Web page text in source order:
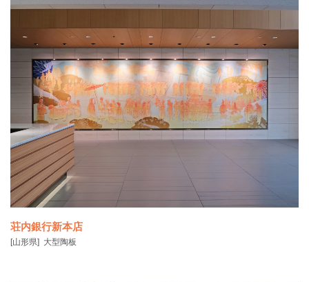
このモニュメントは、岩手県の大槌町立大槌学園に設置された、東日
本大震災復興支援モ
荘内銀行新本店
[山形県] 大型陶板